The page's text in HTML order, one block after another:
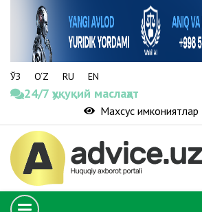
ЎЗ O‘Z RU EN
24/7 ҳуқуқий маслаҳат
Махсус имкониятлар